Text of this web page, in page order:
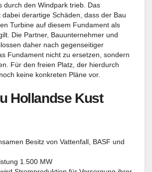
durch den Windpark trieb. Das
dabei derartige Schäden, dass der Bau
Turbine auf diesem Fundament als
Die Partner, Bauunternehmer und
daher nach gegenseitiger
Fundament nicht zu ersetzen, sondern
Für den freien Platz, der hierdurch
keine konkreten Pläne vor.
Hollandse Kust
Besitz von Vattenfall, BASF und
1.500 MW